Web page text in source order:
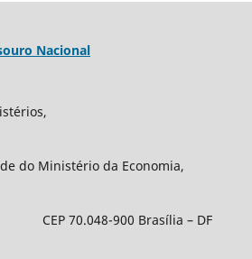
Nacional
dos Ministérios,
da Economia,
P
900 Brasília – DF